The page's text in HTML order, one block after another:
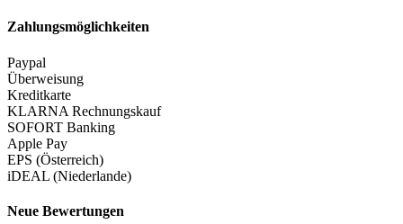
Zahlungsmöglichkeiten
Paypal
Überweisung
Kreditkarte
KLARNA Rechnungskauf
SOFORT Banking
Apple Pay
EPS (Österreich)
iDEAL (Niederlande)
Neue Bewertungen